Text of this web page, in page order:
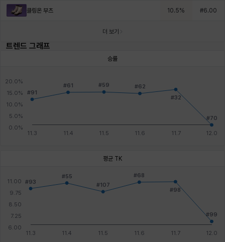
클링온 부츠 10.5% #6.00
더 보기
트렌드 그래프
승률
평균 TK